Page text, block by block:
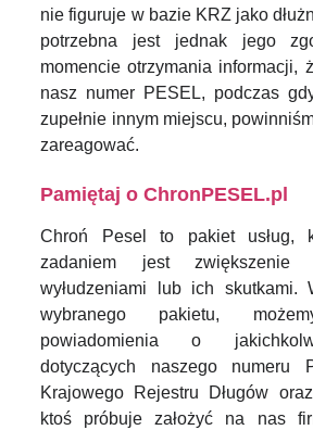
nie figuruje w bazie KRZ jako
potrzebna jest jednak jego
momencie otrzymania informacji,
nasz numer PESEL, podczas
zupełnie innym miejscu,
zareagować.
Pamiętaj o ChronPESEL.pl
Chroń Pesel to pakiet usług,
zadaniem jest zwiększenie
wyłudzeniami lub ich skutkami.
wybranego pakietu,
powiadomienia o
dotyczących naszego numeru
Krajowego Rejestru Długów
ktoś próbuje założyć na nas